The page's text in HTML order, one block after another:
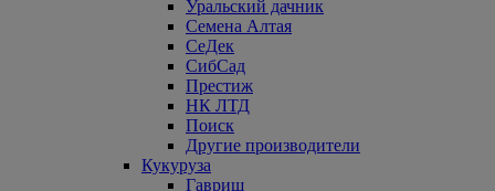
Уральский дачник
Семена Алтая
СеДек
СибСад
Престиж
НК ЛТД
Поиск
Другие производители
Кукуруза
Гавриш